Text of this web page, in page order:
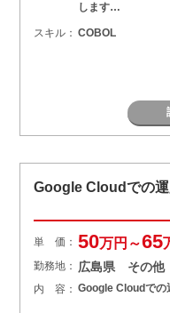
します…
スキル： COBOL
Google Cloudでの
単 価： 50万円～65
勤務地： 広島県 その他
内 容： Google Cloudでの